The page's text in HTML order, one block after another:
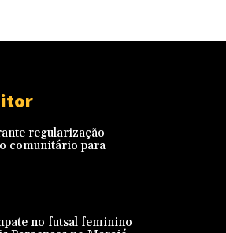
regularização
comunitário para
no futsal feminino